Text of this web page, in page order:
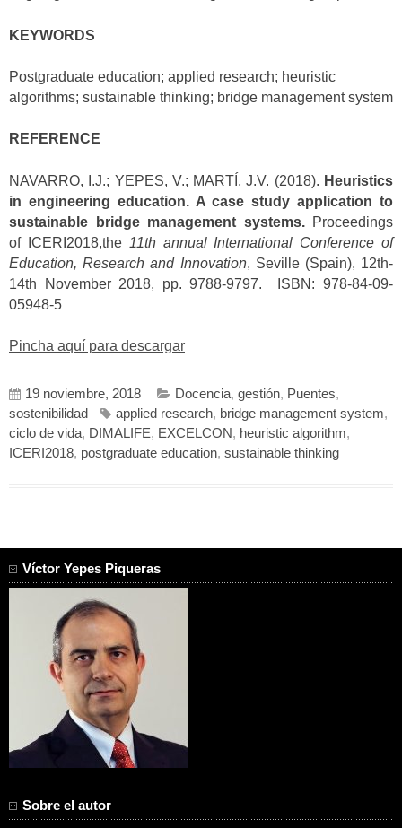
KEYWORDS
Postgraduate education; applied research; heuristic
algorithms; sustainable thinking; bridge management system
REFERENCE
NAVARRO, I.J.; YEPES, V.; MARTÍ, J.V. (2018). Heuristics
in engineering education. A case study application to
sustainable bridge management systems.Proceedings
of ICERI2018,the 11th annual International Conference of
Education, Research and Innovation, Seville (Spain), 12th-
14th November 2018, pp. 9788-9797. ISBN: 978-84-09-
05948-5
Pincha aquí para descargar
19 noviembre, 2018 Docencia, gestión, Puentes,
sostenibilidad
applied research, bridge management system,
ciclo de vida, DIMALIFE, EXCELCON, heuristic algorithm,
ICERI2018, postgraduate education, sustainable thinking
Víctor Yepes Piqueras
Sobre el autor